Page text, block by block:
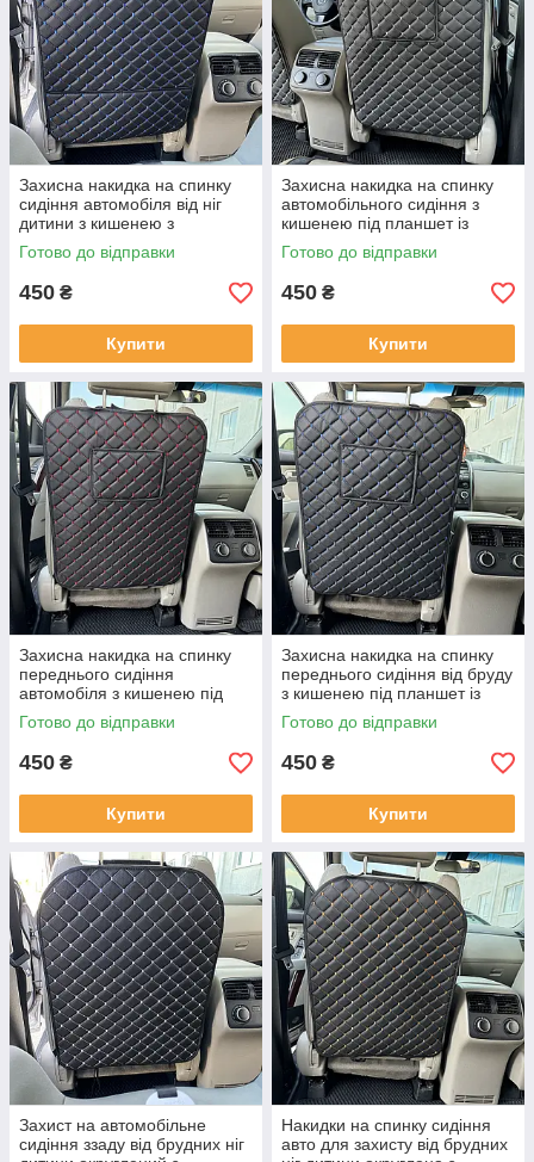
Захисна накидка на спинку
сидіння автомобіля від ніг
дитини з кишенею з
перфорованої екошкіри
Чорна
Готово до відправки
450 ₴
Купити
Захисна накидка на спинку
автомобільного сидіння з
кишенею під планшет із
перфорованої екошкіри
Чорна
Готово до відправки
450 ₴
Купити
Захисна накидка на спинку
переднього сидіння
автомобіля з кишенею під
планшет із перфоров.
Екошкіри Чорна
Готово до відправки
450 ₴
Купити
Захисна накидка на спинку
переднього сидіння від бруду
з кишенею під планшет із
перфорованої екошкіри
Чорна
Готово до відправки
450 ₴
Купити
Захист на автомобільне
сидіння ззаду від брудних ніг
Накидки на спинку сидіння
авто для захисту від брудних